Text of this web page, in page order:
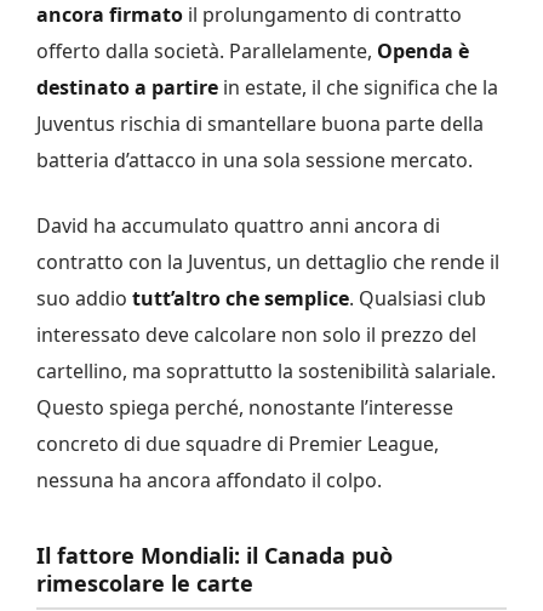
ancora firmato il prolungamento di contratto
offerto dalla società. Parallelamente, Openda è
destinato a partire in estate, il che significa che la
Juventus rischia di smantellare buona parte della
batteria d’attacco in una sola sessione mercato.
David ha accumulato quattro anni ancora di
contratto con la Juventus, un dettaglio che rende il
suo addio tutt’altro che semplice. Qualsiasi club
interessato deve calcolare non solo il prezzo del
cartellino, ma soprattutto la sostenibilità salariale.
Questo spiega perché, nonostante l’interesse
concreto di due squadre di Premier League,
nessuna ha ancora affondato il colpo.
Il fattore Mondiali: il Canada può
rimescolare le carte